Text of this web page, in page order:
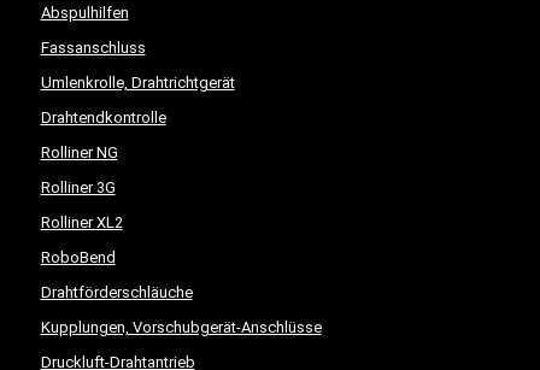
Abspulhilfen
Fassanschluss
Umlenkrolle, Drahtrichtgerät
Drahtendkontrolle
Rolliner NG
Rolliner 3G
Rolliner XL2
RoboBend
Drahtförderschläuche
Kupplungen, Vorschubgerät-Anschlüsse
Druckluft-Drahtantrieb